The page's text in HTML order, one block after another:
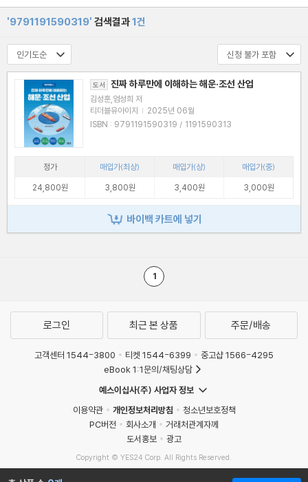
'9791191590319' 검색결과1건
도서 진짜 하루만에 이해하는 해운·조선 산업
김성훈,엄성희 저
티더블유아이지 | 2025년 06월
ISBN : 9791191590319 / 1191590313
정가 매입가(최상) 매입가(상)
매입가(중)
24,800원
3,800원 3,400원 3,000원
바이백 카트에 넣기
1
로그인 최근 본 상품 주문/배송
고객센터 1544-3800 티켓 1544-6399
중고샵 1566-4295
eBook 1:1문의/채팅상담
예스이십사(주) 사업자 정보
이용약관
개인정보처리방침
청소년보호정책
PC버전
회사소개
거래처관계자께
도서홍보
광고
Copyright © YES24 Corp. All Rights Reserved.
MATOM9